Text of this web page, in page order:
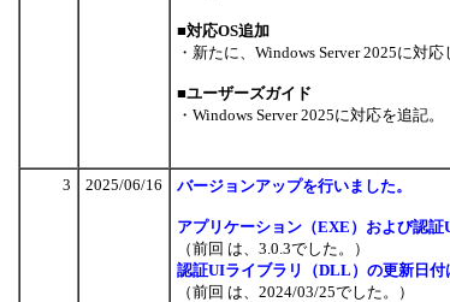
■対応OS追加
・新たに、Windows Server 2025に対応
■ユーザーズガイド
・Windows Server 2025に対応を追記。
3 2025/06/16 バージョンアップを行いました。
アプリケーション （EXE）および認
（前回 は、3.0.3でした。）
認証UIライブラリ（DLL）の更新日付
（前回 は、2024/03/25でした。）